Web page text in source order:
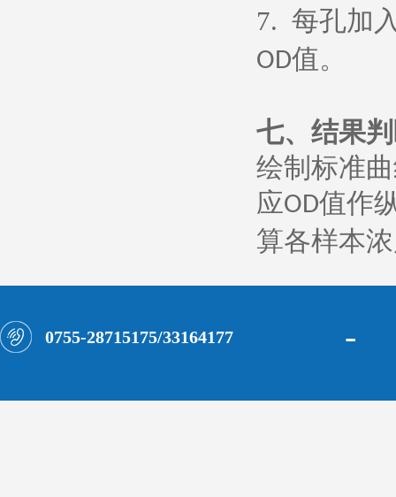
7. 每孔加
OD值。
七、 结果
绘制标准
应OD值作
算各样本
0755-28715175/33164177 -